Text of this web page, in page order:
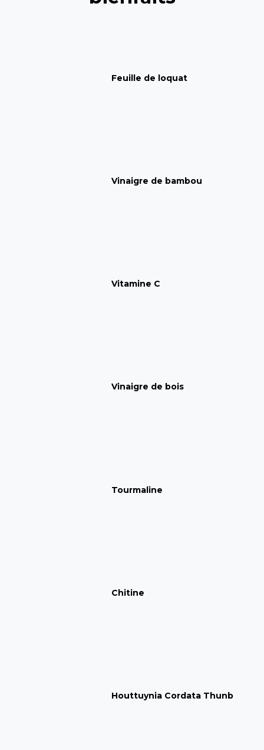
Feuille de loquat
Vinaigre de bambou
Vitamine C
Vinaigre de bois
Tourmaline
Chitine
Houttuynia Cordata Thunb